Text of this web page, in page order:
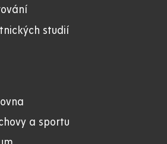
studií
a sportu